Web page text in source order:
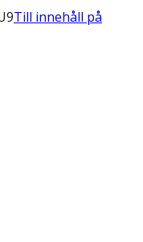
Till innehåll på